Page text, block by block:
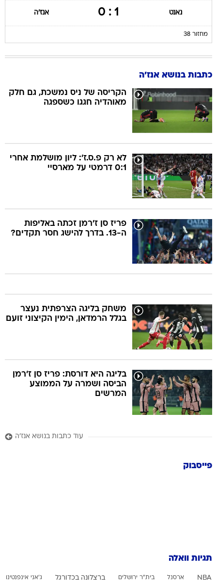
נאנט 1 : 0 אנז'ה
מחזור 38
כתבות בנושא אנז'ה
הקריסה של ניס נמשכת, גם חלק
מאוהדיה חגגו כשספגה
לא רק פ.ס.ז': ליון מושלמת אחרי
0:1 דרמטי על מארסיי
פריז סן ז'רמן זכתה באליפות
ה-13. בדרך להישג חסר תקדים?
משחק בליגה הצרפתית נעצר
בגלל הרמדאן, הימין הקיצוני זועם
בליגה היא דורסת: פריז סן ז'רמן
הביסה ושמרה על הממוצע
המרשים
עוד כתבות בנושא אנז'ה
פייסבוק
תגיות וואלה
NBA ארסנל בית"ר ירושלים ברצלונה בכדורגל ג'אני אינפנטינו